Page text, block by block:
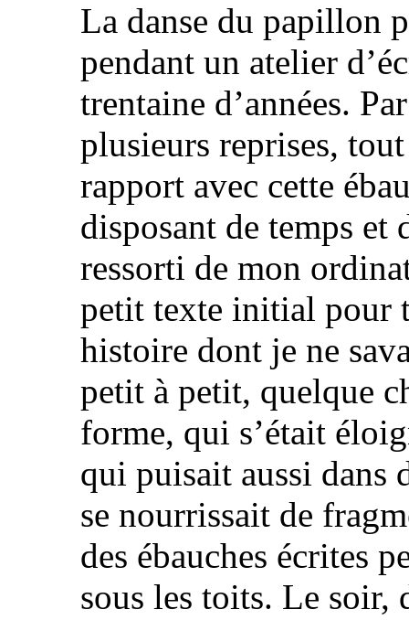
La danse du papillon
pendant un atelier
trentaine d’années.
plusieurs reprises,
rapport avec cette
disposant de temps
ressorti de mon
petit texte initial pour
histoire dont je ne
petit à petit, quelque
forme, qui s’était
qui puisait aussi dans
se nourrissait de
des ébauches écrites
sous les toits. Le soir,